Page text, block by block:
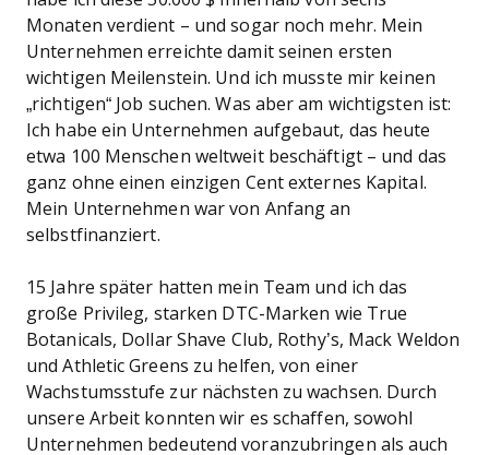
Monaten verdient – und sogar noch mehr. Mein
Unternehmen erreichte damit seinen ersten
wichtigen Meilenstein. Und ich musste mir keinen
„richtigen“ Job suchen. Was aber am wichtigsten ist:
Ich habe ein Unternehmen aufgebaut, das heute
etwa 100 Menschen weltweit beschäftigt – und das
ganz ohne einen einzigen Cent externes Kapital.
Mein Unternehmen war von Anfang an
selbstfinanziert.
15 Jahre später hatten mein Team und ich das
große Privileg, starken DTC-Marken wie True
Botanicals, Dollar Shave Club, Rothy’s, Mack Weldon
und Athletic Greens zu helfen, von einer
Wachstumsstufe zur nächsten zu wachsen. Durch
unsere Arbeit konnten wir es schaffen, sowohl
Unternehmen bedeutend voranzubringen als auch